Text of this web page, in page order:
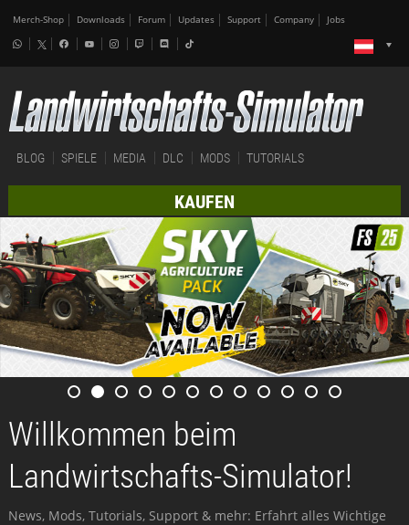
Merch-Shop Downloads Forum Updates Support Company Jobs
BLOG SPIELE MEDIA DLC MODS TUTORIALS
KAUFEN
Willkommen beim
Landwirtschafts-Simulator!
News, Mods, Tutorials, Support & mehr: Erfahrt alles Wichtige